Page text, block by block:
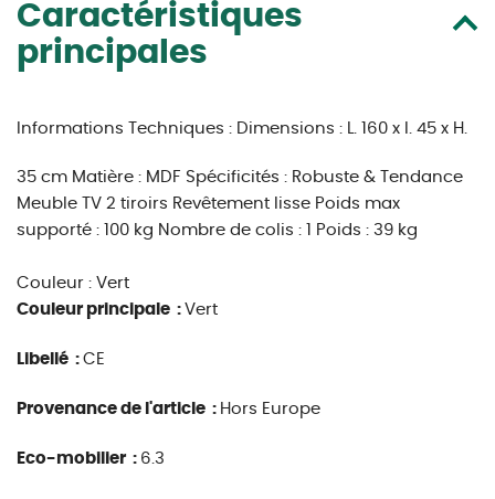
Caractéristiques
principales
Informations Techniques : Dimensions : L. 160 x l. 45 x H.
35 cm Matière : MDF Spécificités : Robuste & Tendance
Meuble TV 2 tiroirs Revêtement lisse Poids max
supporté : 100 kg Nombre de colis : 1 Poids : 39 kg
Couleur : Vert
Couleur principale : Vert
Libellé : CE
Provenance de l'article : Hors Europe
Eco-mobilier : 6.3